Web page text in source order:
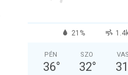
21%
PÉN
36°
SZO
32°
VAS
31